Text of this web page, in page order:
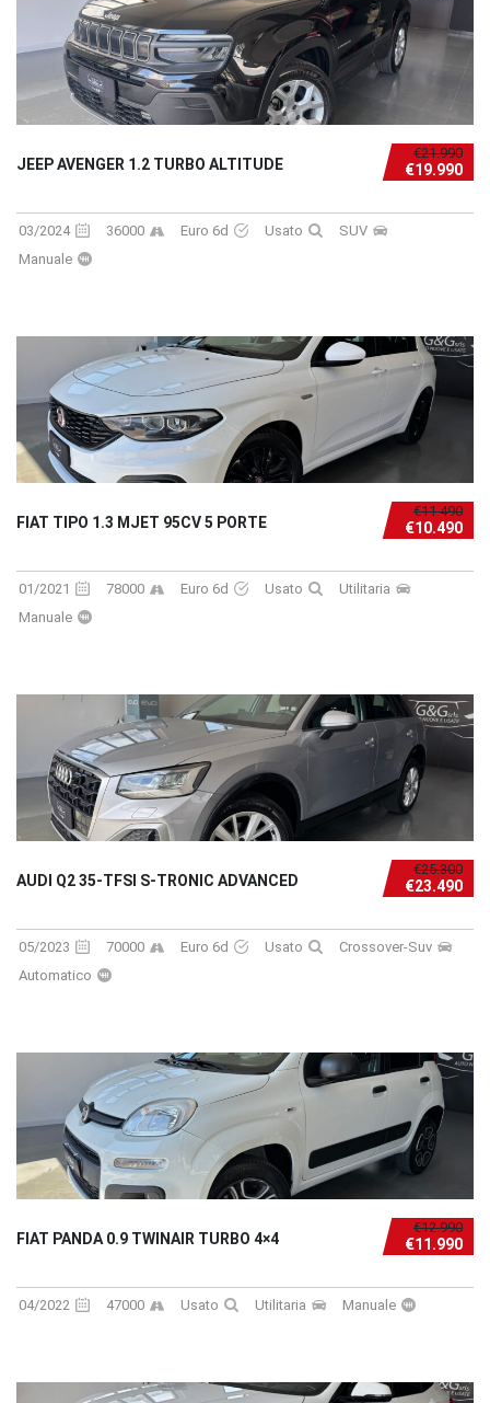
€21.990
€19.990
JEEP AVENGER 1.2 TURBO ALTITUDE
03/2024 36000 Euro 6d Usato
SUV
Manuale
€11.490
€10.490
FIAT TIPO 1.3 MJET 95CV 5 PORTE
01/2021 78000 Euro 6d Usato
Utilitaria
Manuale
€25.300
€23.490
AUDI Q2 35-TFSI S-TRONIC ADVANCED
05/2023 70000 Euro 6d Usato
Crossover-Suv
Automatico
€12.990
€11.990
FIAT PANDA 0.9 TWINAIR TURBO 4×4
04/2022 47000 Usato Utilitaria Manuale